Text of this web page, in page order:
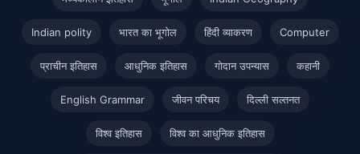
Indian polity भारत का भूगोल हिंदी व्याकरण Computer
प्राचीन इतिहास आधुनिक इतिहास गोदान उपन्यास कहानी
English Grammar जीवन परिचय दिल्ली सल्तनत
विश्व इतिहास विश्व का आधुनिक इतिहास